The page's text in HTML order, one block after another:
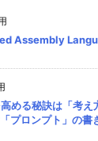
Assembly
める秘訣は「考え
プロンプト」の書